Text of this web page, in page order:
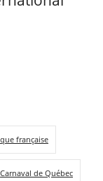
française
Carnaval de Québec